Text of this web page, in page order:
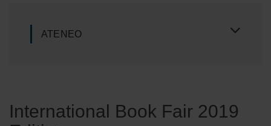
ATENEO
International Book Fair 2019